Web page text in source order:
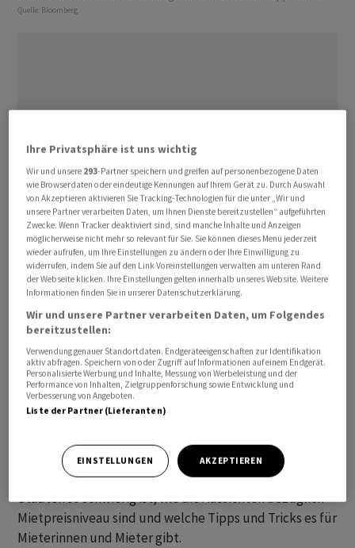
Quelle: Bloomberg
Im Podcast «Handelszeitung Insights»
Höfinghoff und «Handelszeitung»-Kollegin sowie
günstige Mietwohnungen. Schirm-Gasser hat analysiert,
in welchen Gemeinden es Mietwohnungen gibt, die
rund um die begehrten Zentren wie Zürich, Bern und
Basel liegen und mit dem Auto innerhalb von maximal
dreissig Minuten erreichbar sind.
Ausserdem geht es darum, warum die Mietlage in den
Städten so schwierig ist, wie die Aussichten bezüglich
Mietpreisniveau sind und welche Tipps und Tricks es für
Mieterinnen und Mieter gibt.
Ihre Privatsphäre ist uns wichtig
Wir und unsere 293-Partner speichern und greifen auf personenbezogene Daten
wie Browserdaten oder eindeutige Kennungen auf Ihrem Gerät zu. Durch Auswahl
von Akzeptieren aktivieren Sie Tracking-Technologien für die unter „Wir und
unsere Partner verarbeiten Daten, um Ihnen Dienste bereitzustellen“ aufgeführten
Zwecke. Wenn Tracker deaktiviert sind, sind manche Inhalte und Anzeigen
möglicherweise nicht mehr so relevant für Sie. Sie können dieses Menü jederzeit
wieder aufrufen, um Ihre Einstellungen zu ändern oder Ihre Einwilligung zu
widerrufen, indem Sie auf den Link Voreinstellungen verwalten am unteren Rand
der Webseite klicken. Ihre Einstellungen gelten innerhalb unseres Website. Weitere
Informationen finden Sie in unserer Datenschutzerklärung.
Wir und unsere Partner verarbeiten Daten, um Folgendes
bereitzustellen:
Verwendung genauer Standortdaten. Endgeräteeigenschaften zur Identifikation
aktiv abfragen. Speichern von oder Zugriff auf Informationen auf einem Endgerät.
Personalisierte Werbung und Inhalte, Messung von Werbeleistung und der
Performance von Inhalten, Zielgruppenforschung sowie Entwicklung und
Verbesserung von Angeboten.
Liste der Partner (Lieferanten)
EINSTELLUNGEN AKZEPTIEREN